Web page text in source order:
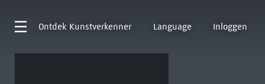
Ontdek Kunstverkenner Language Inloggen